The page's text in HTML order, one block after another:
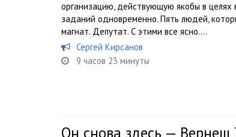
организацию, действующую якобы в целях
заданий одновременно. Пять людей,
магнат. Депутат. С этими все ясно....
Сергей Кирсанов
9 часов 23 минуты
Он снова здесь — Вернеш